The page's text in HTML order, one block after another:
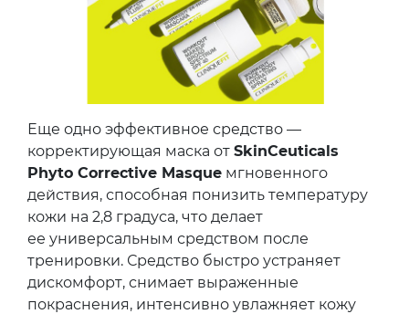
Еще одно эффективное средство —
корректирующая маска от SkinCeuticals
Phyto Corrective Masque мгновенного
действия, способная понизить температуру
кожи на 2,8 градуса, что делает
ее универсальным средством после
тренировки. Средство быстро устраняет
дискомфорт, снимает выраженные
покраснения, интенсивно увлажняет кожу